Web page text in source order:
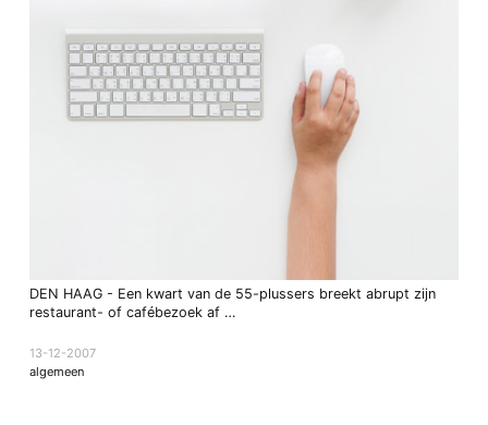
DEN HAAG - Een kwart van de 55-plussers breekt abrupt zijn
restaurant- of cafébezoek af …
13-12-2007
algemeen